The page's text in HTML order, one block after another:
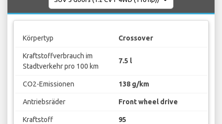
Körpertyp Crossover
Kraftstoffverbrauch im
Stadtverkehr pro 100 km
7.5 l
CO2-Emissionen 138 g/km
Antriebsräder Front wheel drive
Kraftstoff 95